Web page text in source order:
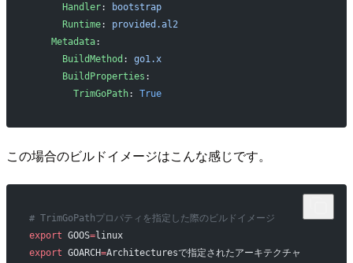
      Handler
:
bootstrap
      Runtime
: provided.al2
    Metadata
:
      BuildMethod
: go1.x
      BuildProperties
:
        TrimGoPath
: True
この場合のビルドイメージはこんな感じです。
# TrimGoPathプロパティを指定した際のビルドイメージ
export GOOS=linux
export GOARCH=Architecturesで指定されたアーキテクチャ